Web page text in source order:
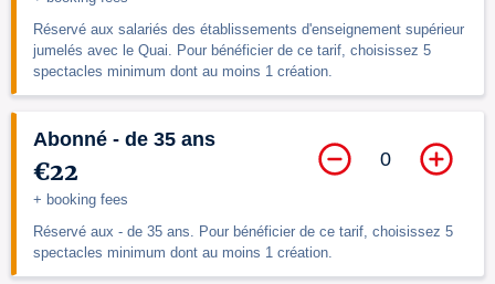
Réservé aux salariés des établissements d'enseignement supérieur
jumelés avec le Quai. Pour bénéficier de ce tarif, choisissez 5
spectacles minimum dont au moins 1 création.
Abonné - de 35 ans
€22
+ booking fees
Réservé aux - de 35 ans. Pour bénéficier de ce tarif, choisissez 5
spectacles minimum dont au moins 1 création.
0